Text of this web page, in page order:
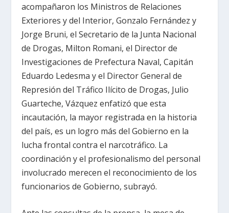
acompañaron los Ministros de Relaciones
Exteriores y del Interior, Gonzalo Fernández y
Jorge Bruni, el Secretario de la Junta Nacional
de Drogas, Milton Romani, el Director de
Investigaciones de Prefectura Naval, Capitán
Eduardo Ledesma y el Director General de
Represión del Tráfico Ilícito de Drogas, Julio
Guarteche, Vázquez enfatizó que esta
incautación, la mayor registrada en la historia
del país, es un logro más del Gobierno en la
lucha frontal contra el narcotráfico. La
coordinación y el profesionalismo del personal
involucrado merecen el reconocimiento de los
funcionarios de Gobierno, subrayó.